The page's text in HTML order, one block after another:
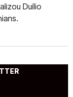
Duílio